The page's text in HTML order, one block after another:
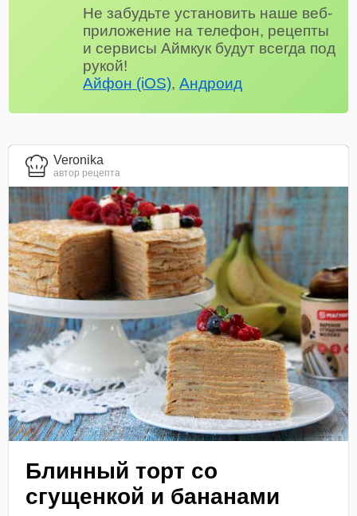
Не забудьте установить наше веб-
приложение на телефон, рецепты
и сервисы Аймкук будут всегда под
рукой!
Айфон (iOS),Андроид
Veronika
автор рецепта
Блинный торт со
сгущенкой и бананами